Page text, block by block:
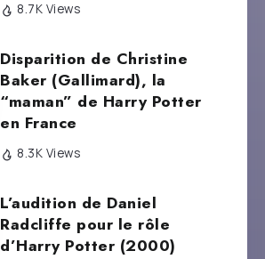
8.7K Views
Disparition de Christine
Baker (Gallimard), la
“maman” de Harry Potter
en France
8.3K Views
L’audition de Daniel
Radcliffe pour le rôle
d’Harry Potter (2000)